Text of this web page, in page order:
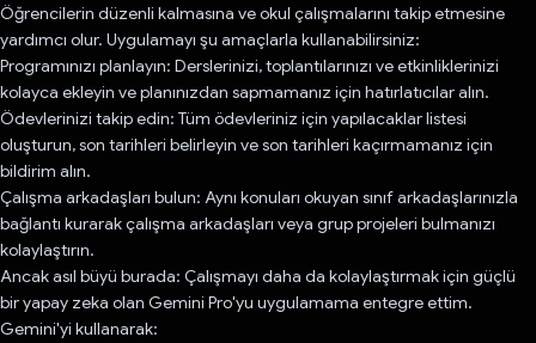
Öğrencilerin düzenli kalmasına ve okul çalışmalarını takip etmesine
yardımcı olur. Uygulamayı şu amaçlarla kullanabilirsiniz:
Programınızı planlayın: Derslerinizi, toplantılarınızı ve etkinliklerinizi
kolayca ekleyin ve planınızdan sapmamanız için hatırlatıcılar alın.
Ödevlerinizi takip edin: Tüm ödevleriniz için yapılacaklar listesi
oluşturun, son tarihleri belirleyin ve son tarihleri kaçırmamanız için
bildirim alın.
Çalışma arkadaşları bulun: Aynı konuları okuyan sınıf arkadaşlarınızla
bağlantı kurarak çalışma arkadaşları veya grup projeleri bulmanızı
kolaylaştırın.
Ancak asıl büyü burada: Çalışmayı daha da kolaylaştırmak için güçlü
bir yapay zeka olan Gemini Pro'yu uygulamama entegre ettim.
Gemini'yi kullanarak: